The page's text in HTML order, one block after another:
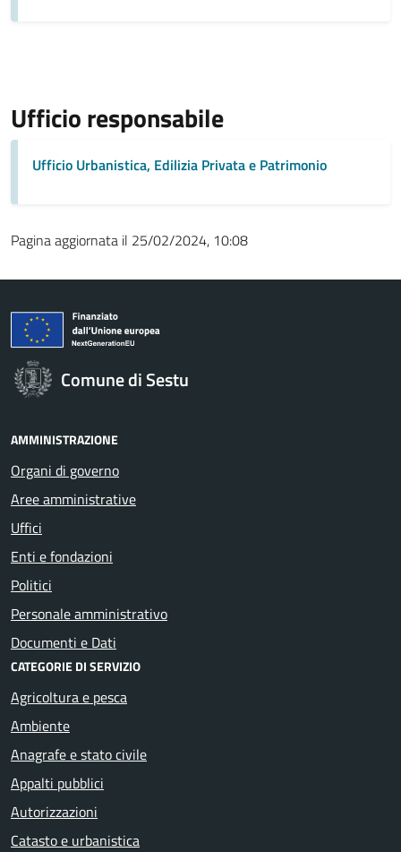
Ufficio responsabile
Ufficio Urbanistica, Edilizia Privata e Patrimonio
Pagina aggiornata il 25/02/2024, 10:08
Comune di Sestu
AMMINISTRAZIONE
Organi di governo
Aree amministrative
Uffici
Enti e fondazioni
Politici
Personale amministrativo
Documenti e Dati
CATEGORIE DI SERVIZIO
Agricoltura e pesca
Ambiente
Anagrafe e stato civile
Appalti pubblici
Autorizzazioni
Catasto e urbanistica